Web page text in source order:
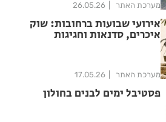
מערכת האתר 26.05.26
אירועי שבועות ברחובות: שוק
איכרים, סדנאות וחגיגות
מערכת האתר 17.05.26
פסטיבל ימים לבנים בחולון